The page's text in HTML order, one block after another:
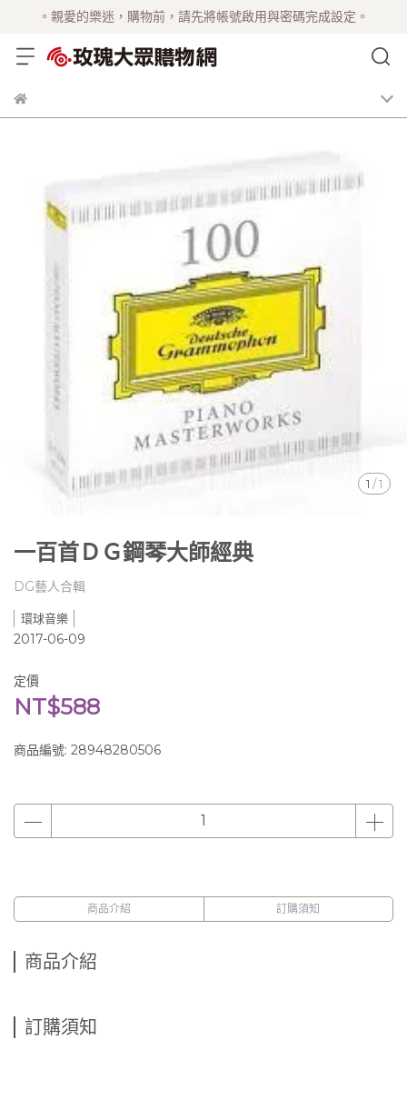
。親愛的樂迷，購物前，請先將帳號啟用與密碼完成設定。
1 /1
一百首ＤＧ鋼琴大師經典
DG藝人合輯
環球音樂
2017-06-09
定價
NT$588
商品編號: 28948280506
商品介紹 訂購須知
商品介紹
訂購須知